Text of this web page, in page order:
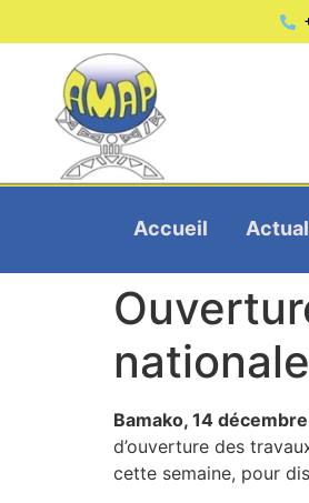
Accueil
nationale
Bamako, 14
d’ouverture des
cette semaine, pour